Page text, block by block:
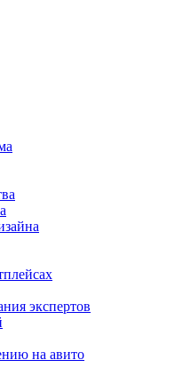
экспертов
на авито